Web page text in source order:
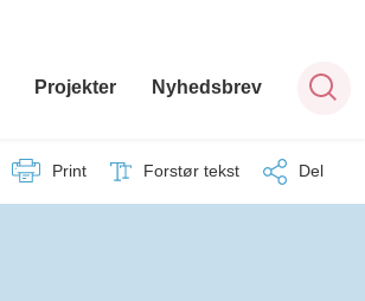
Projekter Nyhedsbrev
Print Forstør tekst Del